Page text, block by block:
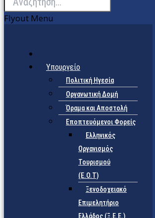
Flyout Menu
Υπουργείο
Πολιτική Ηγεσία
Οργανωτική Δομή
Όραμα και Αποστολή
Εποπτευόμενοι Φορείς
Eλληνικός
Οργανισμός
Τουρισμού
(Ε.Ο.Τ)
Ξενοδοχειακό
Επιμελητήριο
Ελλάδος (Ξ.Ε.Ε.)